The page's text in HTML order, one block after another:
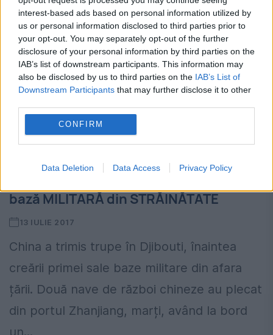
interest-based ads based on personal information utilized by
us or personal information disclosed to third parties prior to
your opt-out. You may separately opt-out of the further
disclosure of your personal information by third parties on the
IAB’s list of downstream participants. This information may
also be disclosed by us to third parties on the IAB’s List of
Downstream Participants that may further disclose it to other
CONFIRM
Data Deletion Data Access Privacy Policy
bază MILITARĂ din STRĂINĂTATE
13 IULIE 2017
China a trimis trupe în Djibouti, înaintea
creării primei sale baze militare din afara
țării. Două nave de război chineze au plecat
din portul Zhanjiang, marți, având la bord